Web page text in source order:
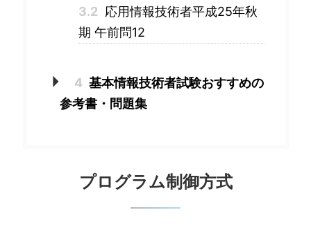
3.2 応用情報技術者平成25年秋
期 午前問12
4 基本情報技術者試験おすすめの
参考書・問題集
プログラム制御方式